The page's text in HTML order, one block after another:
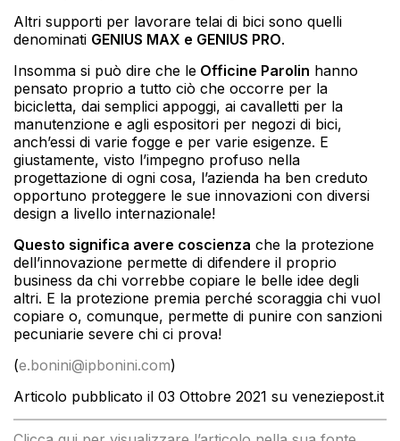
Altri supporti per lavorare telai di bici sono quelli
denominati GENIUS MAX e GENIUS PRO.
Insomma si può dire che le Officine Parolin hanno
pensato proprio a tutto ciò che occorre per la
bicicletta, dai semplici appoggi, ai cavalletti per la
manutenzione e agli espositori per negozi di bici,
anch’essi di varie fogge e per varie esigenze. E
giustamente, visto l’impegno profuso nella
progettazione di ogni cosa, l’azienda ha ben creduto
opportuno proteggere le sue innovazioni con diversi
design a livello internazionale!
Questo significa avere coscienza che la protezione
dell’innovazione permette di difendere il proprio
business da chi vorrebbe copiare le belle idee degli
altri. E la protezione premia perché scoraggia chi vuol
copiare o, comunque, permette di punire con sanzioni
pecuniarie severe chi ci prova!
(e.bonini@ipbonini.com)
Articolo pubblicato il 03 Ottobre 2021 su veneziepost.it